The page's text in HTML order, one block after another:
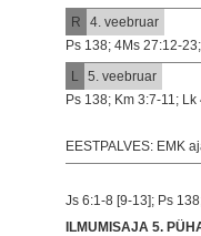
R
4. veebruar
Ps 138; 4Ms 27:12-
L
5. veebruar
Ps 138; Km 3:7-11;
EESTPALVES: EMK
Js 6:1-8 [9-13]; Ps
ILMUMISAJA 5.